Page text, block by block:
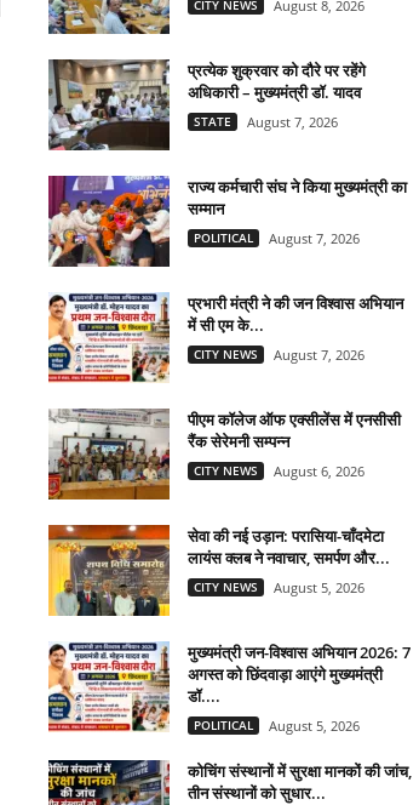
CITY NEWS August 8, 2026
प्रत्येक शुक्रवार को दौरे पर रहेंगे
अधिकारी – मुख्यमंत्री डॉ. यादव
STATE August 7, 2026
राज्य कर्मचारी संघ ने किया मुख्यमंत्री का
सम्मान
POLITICAL August 7, 2026
प्रभारी मंत्री ने की जन विश्वास अभियान
में सी एम के...
CITY NEWS August 7, 2026
पीएम कॉलेज ऑफ एक्सीलेंस में एनसीसी
रैंक सेरेमनी सम्पन्न
CITY NEWS August 6, 2026
सेवा की नई उड़ान: परासिया-चाँदमेटा
लायंस क्लब ने नवाचार, समर्पण और...
CITY NEWS August 5, 2026
मुख्यमंत्री जन-विश्वास अभियान 2026: 7
अगस्त को छिंदवाड़ा आएंगे मुख्यमंत्री
डॉ....
POLITICAL August 5, 2026
कोचिंग संस्थानों में सुरक्षा मानकों की जांच,
तीन संस्थानों को सुधार...